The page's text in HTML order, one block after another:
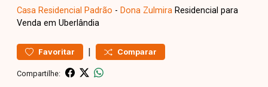
Casa Residencial Padrão - Dona Zulmira Residencial para
Venda em Uberlândia
Favoritar | Comparar
Compartilhe: